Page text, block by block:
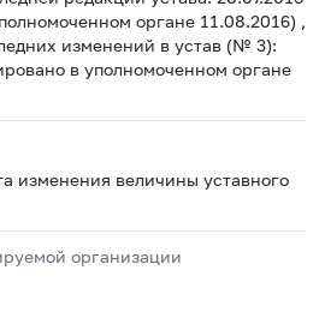
органе 11.08.2016) ,
изменений в устав (№ 3):
в уполномоченном органе
изменения величины уставного
организации